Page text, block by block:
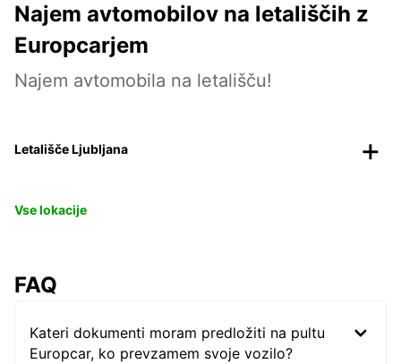
Najem avtomobilov na letališčih z
Europcarjem
Najem avtomobila na letališču!
Letališče Ljubljana
Vse lokacije
FAQ
Kateri dokumenti moram predložiti na pultu
Europcar, ko prevzamem svoje vozilo?